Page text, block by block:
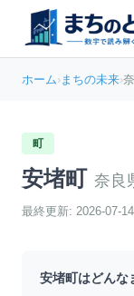
ホーム›まちの未来›
町
安堵町 奈良
最終更新: 2026-07-14
安堵町はどんな